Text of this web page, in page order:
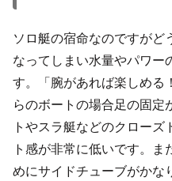
ソロ艇の宿命なのですがど
なってしまい水量やパワー
す。「腕があれば楽しめる
らのボートの場合足の固定
トやスラ艇などのクロー
ト感が非常に低いです。
めにサイドチューブがかな